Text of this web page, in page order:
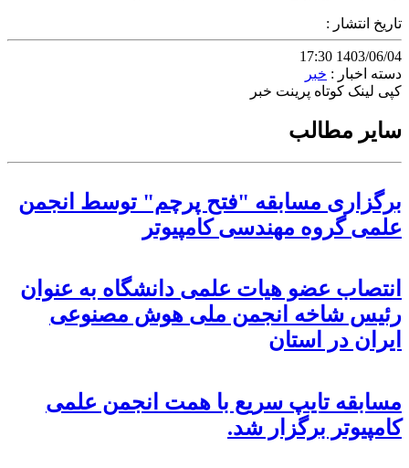
تاریخ انتشار :
1403/06/04 17:30
دسته اخبار : خبر
کپی لینک کوتاه پرینت خبر
سایر مطالب
برگزاری مسابقه "فتح پرچم" توسط انجمن
علمی گروه مهندسی کامپیوتر
انتصاب عضو هیات علمی دانشگاه به عنوان
رئیس شاخه انجمن ملی هوش مصنوعی
ایران در استان
مسابقه تایپ سریع با همت انجمن علمی
کامپیوتر برگزار شد.